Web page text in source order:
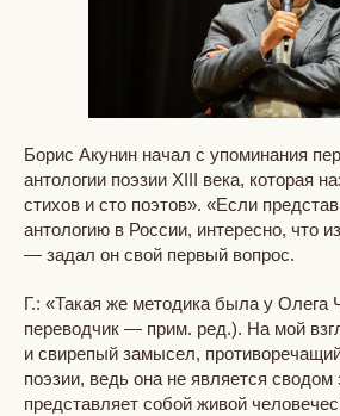
Борис Акунин начал с упоминания
антологии поэзии XIII века, которая
стихов и сто поэтов». «Если
антологию в России, интересно, что
— задал он свой первый вопрос.
Г.: «Такая же методика была у Олега
переводчик — прим. ред.). На мой
и свирепый замысел,
поэзии, ведь она не является сводом
представляет собой живой